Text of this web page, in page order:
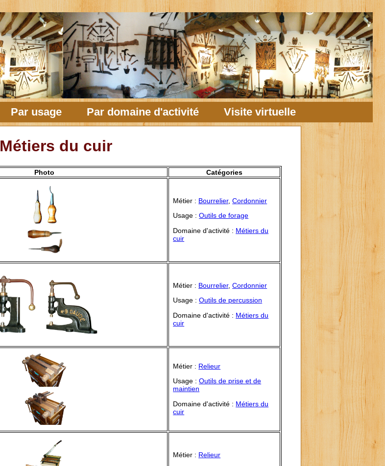
Par usage Par domaine d'activité Visite virtuelle
Métiers du cuir
Photo Catégories
Métier : Bourrelier,Cordonnier
Usage :Outils de forage
Domaine d'activité : Métiers du
cuir
Métier : Bourrelier,Cordonnier
Usage :Outils de percussion
Domaine d'activité : Métiers du
cuir
Métier : Relieur
Usage :Outils de prise et de
maintien
Domaine d'activité : Métiers du
cuir
Métier : Relieur